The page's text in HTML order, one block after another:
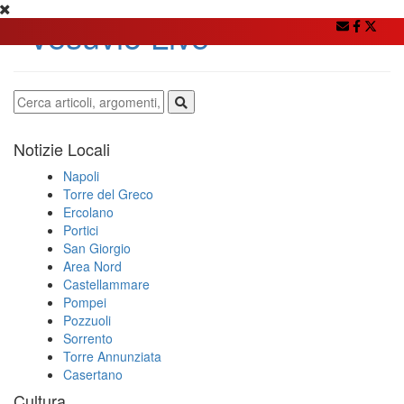
Notizie Locali
Napoli
Torre del Greco
Ercolano
Portici
San Giorgio
Area Nord
Castellammare
Pompei
Pozzuoli
Sorrento
Torre Annunziata
Casertano